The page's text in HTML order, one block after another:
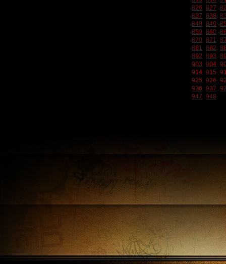
826 827
837 838
848 849
859 860
870 871
881 882
892 893
903 904
914 915
925 926
936 937
947 948